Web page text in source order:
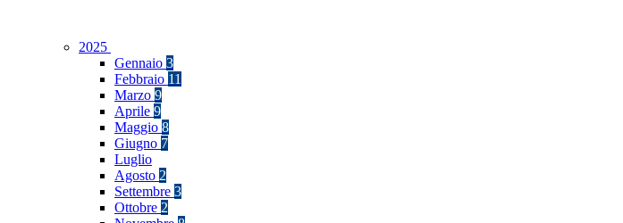
2025
Gennaio 3
Febbraio 11
Marzo 9
Aprile 9
Maggio 8
Giugno 7
Luglio
Agosto 2
Settembre 3
Ottobre 2